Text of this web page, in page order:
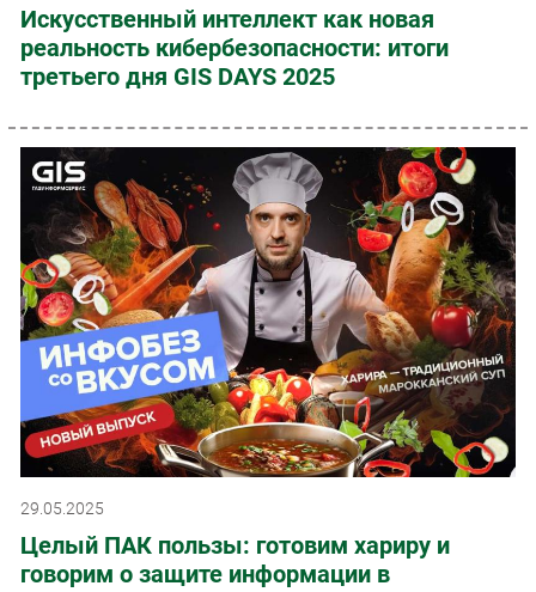
Искусственный интеллект как новая
реальность кибербезопасности: итоги
третьего дня GIS DAYS 2025
29.05.2025
Целый ПАК пользы: готовим хариру и
говорим о защите информации в